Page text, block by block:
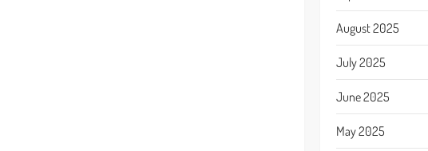
August 2025
July 2025
June 2025
May 2025